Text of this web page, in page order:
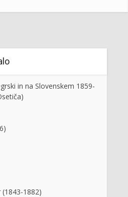
in na Slovenskem 1859-
(1843-1882)